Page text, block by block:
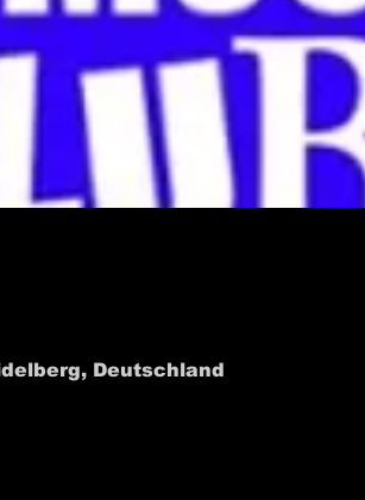
Deutschland